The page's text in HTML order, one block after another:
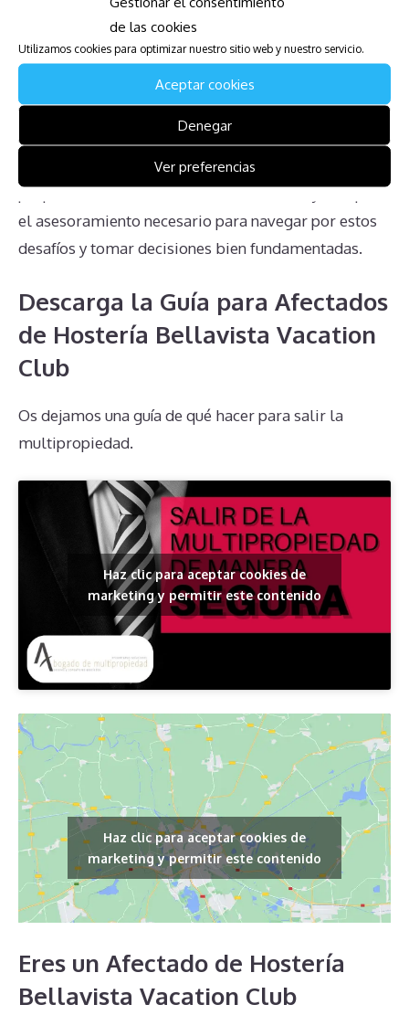
de las cookies
Utilizamos cookies para optimizar nuestro sitio web y nuestro servicio.
Aceptar cookies
Denegar
Ver preferencias
las cuotas de mantenimiento y la dificultad para
anular contratos, hasta la falta de un mercado de
reventa y la complejidad en la transferencia de
propiedad. Estos problemas se agravan por la falta
de información clara y la incertidumbre sobre los
derechos y obligaciones. Es fundamental que los
propietarios se informen adecuadamente y busquen
el asesoramiento necesario para navegar por estos
desafíos y tomar decisiones bien fundamentadas.
Descarga la Guía para Afectados
de Hostería Bellavista Vacation
Club
Os dejamos una guía de qué hacer para salir la
multipropiedad.
Haz clic para aceptar cookies de
marketing y permitir este contenido
Haz clic para aceptar cookies de
marketing y permitir este contenido
Eres un Afectado de Hostería
Bellavista Vacation Club